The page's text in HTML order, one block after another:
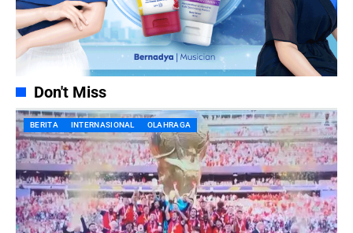
Don't Miss
BERITA INTERNASIONAL OLAHRAGA